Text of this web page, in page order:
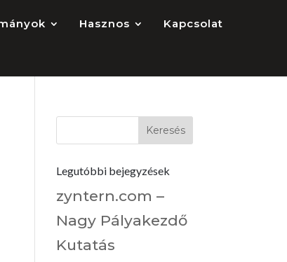
Hasznos Kapcsolat
Legutóbbi bejegyzések
zyntern.com –
Nagy Pályakezdő
Kutatás